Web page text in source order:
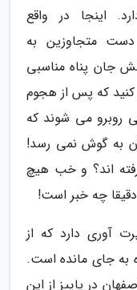
دارد. اینجا در واقع
دست متجاوزین به
جان پناه مناسبی
که پس از هجوم
روبرو می شوند که
به گوش نمی رسد!
اند؟ و خب هیچ
چه خبر است!
آوری دارد که از
به جای مانده است.
در پاییز از این